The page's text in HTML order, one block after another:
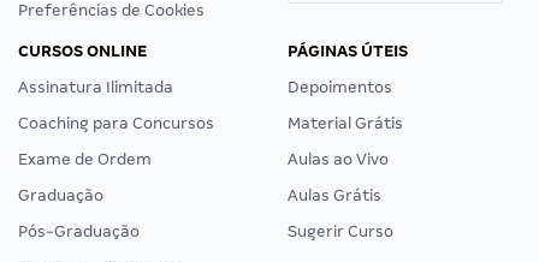
Preferências de Cookies
CURSOS ONLINE
Assinatura Ilimitada
Coaching para Concursos
Exame de Ordem
Graduação
Pós-Graduação
PÁGINAS ÚTEIS
Depoimentos
Material Grátis
Aulas ao Vivo
Aulas Grátis
Sugerir Curso